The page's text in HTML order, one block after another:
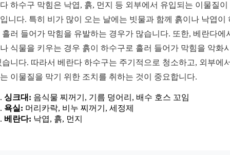
하수구 막힘은 낙엽, 흙, 먼지 등 외부에서 유입되는 이물질이
니다. 특히 비가 많이 오는 날에는 빗물과 함께 흙이나 낙엽이
흘러 들어가 막힘을 유발하는 경우가 많습니다. 또한, 베란다에
식물을 키우는 경우 흙이 하수구로 흘러 들어가 막힘을 악화
습니다. 따라서 베란다 하수구는 주기적으로 청소하고, 외부에
이물질을 막기 위한 조치를 취하는 것이 중요합니다.
싱크대: 음식물 찌꺼기, 기름 덩어리, 배수 호스 꼬임
욕실: 머리카락, 비누 찌꺼기, 세정제
베란다: 낙엽, 흙, 먼지